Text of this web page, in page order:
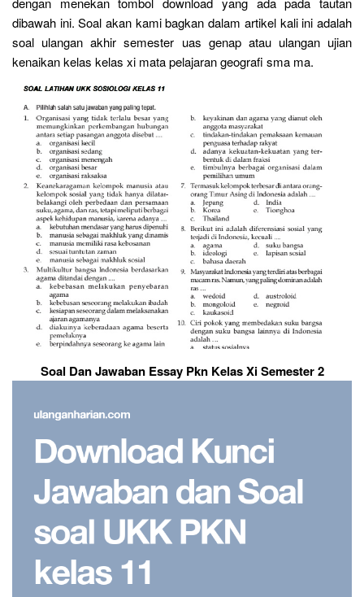
dibawah ini. Soal akan kami bagkan dalam artikel kali ini adalah
soal ulangan akhir semester uas genap atau ulangan ujian
kenaikan kelas kelas xi mata pelajaran geografi sma ma.
Soal Dan Jawaban Essay Pkn Kelas Xi Semester 2